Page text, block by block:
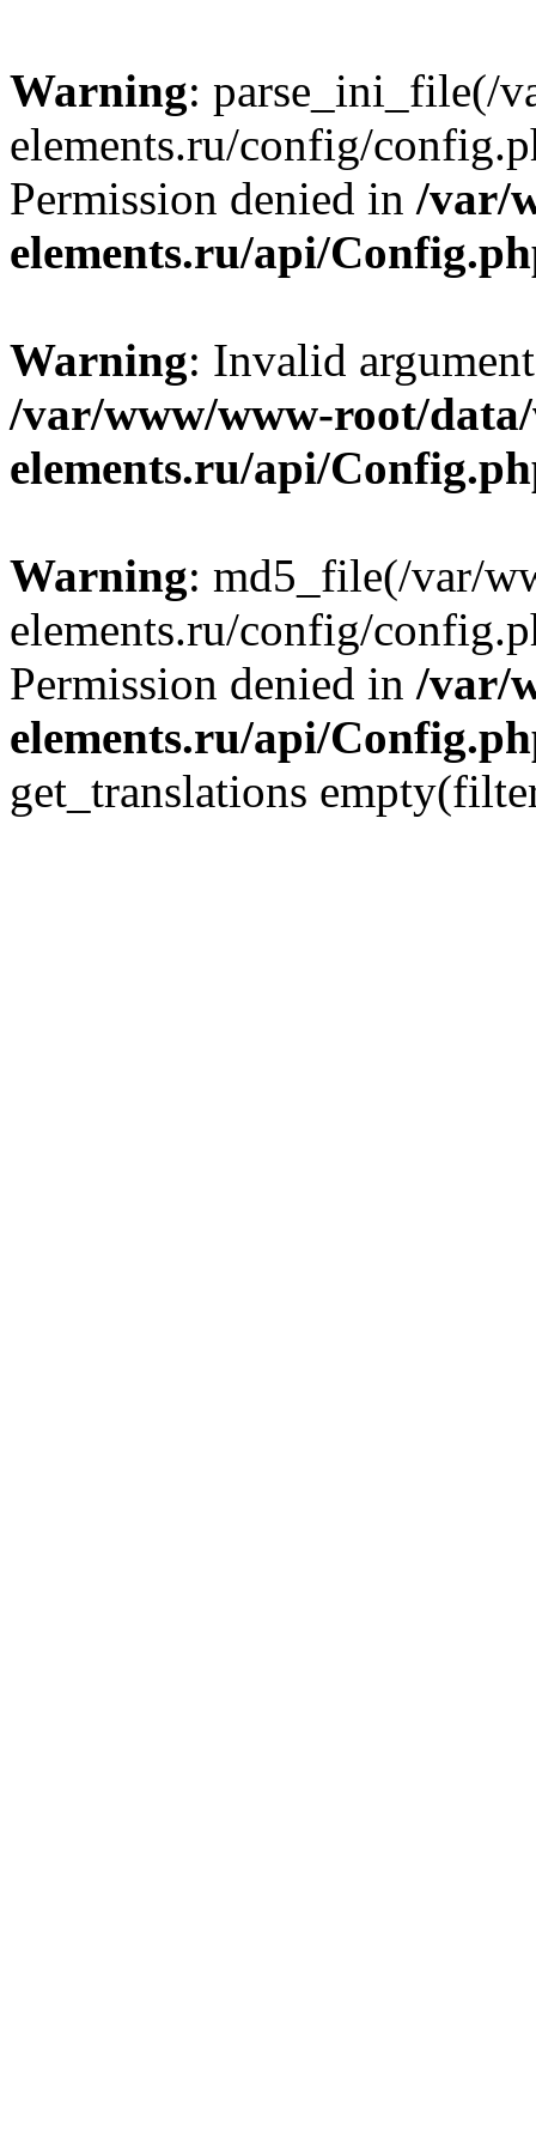
Warning: parse_ini_file(/
elements.ru/config/
Permission denied in /var/
elements.ru/api/
Warning: Invalid
/var/www/www-root/
elements.ru/api/
Warning: md5_file(/var/
elements.ru/config/
Permission denied in /var/
elements.ru/api/
get_translations